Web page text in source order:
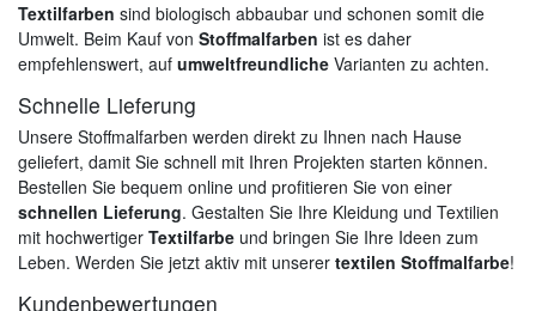
Textilfarben sind biologisch abbaubar und schonen somit die
Umwelt. Beim Kauf von Stoffmalfarben ist es daher
empfehlenswert, auf umweltfreundliche Varianten zu achten.
Schnelle Lieferung
Unsere Stoffmalfarben werden direkt zu Ihnen nach Hause
geliefert, damit Sie schnell mit Ihren Projekten starten können.
Bestellen Sie bequem online und profitieren Sie von einer
schnellen Lieferung. Gestalten Sie Ihre Kleidung und Textilien
mit hochwertiger Textilfarbe und bringen Sie Ihre Ideen zum
Leben. Werden Sie jetzt aktiv mit unserer textilen Stoffmalfarbe!
Kundenbewertungen